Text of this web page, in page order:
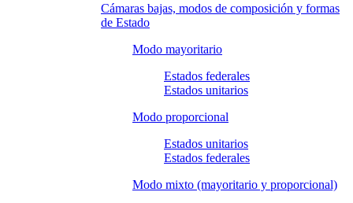
Cámaras bajas, modos de composición y formas
de Estado
Modo mayoritario
Estados federales
Estados unitarios
Modo proporcional
Estados unitarios
Estados federales
Modo mixto (mayoritario y proporcional)